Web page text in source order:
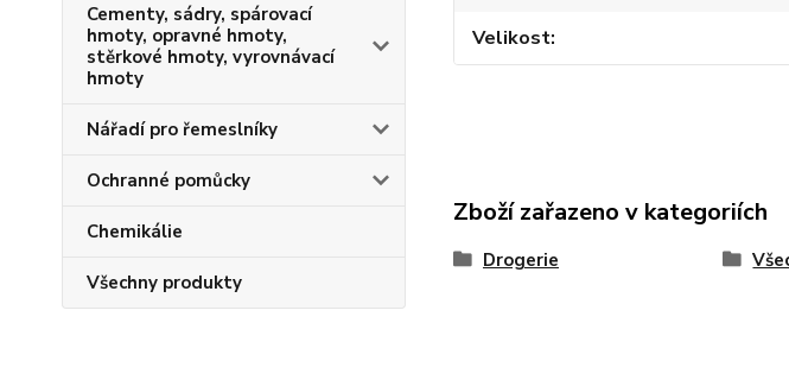
Cementy, sádry, spárovací
hmoty, opravné hmoty,
stěrkové hmoty, vyrovnávací
hmoty
Nářadí pro řemeslníky
Ochranné pomůcky
Chemikálie
Všechny produkty
Velikost
Zboží zařazeno v kategoriích
Drogerie